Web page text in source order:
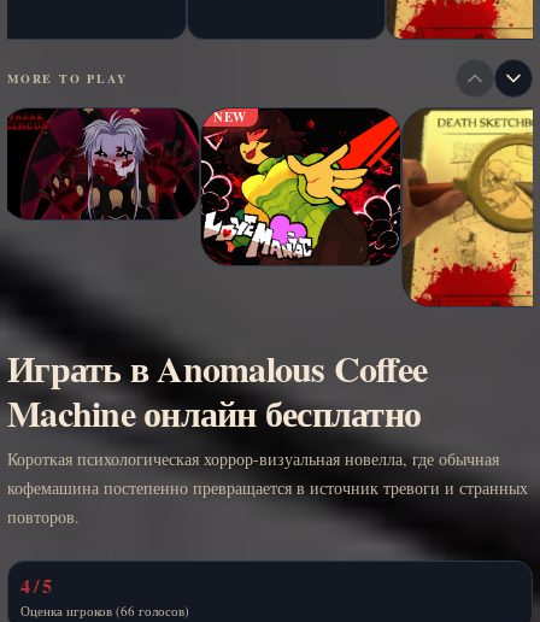
MORE TO PLAY
NEW
Играть в Anomalous Coffee
Machine онлайн бесплатно
Короткая психологическая хоррор-визуальная новелла, где обычная
кофемашина постепенно превращается в источник тревоги и странных
повторов.
4 / 5
Оценка игроков (66 голосов)